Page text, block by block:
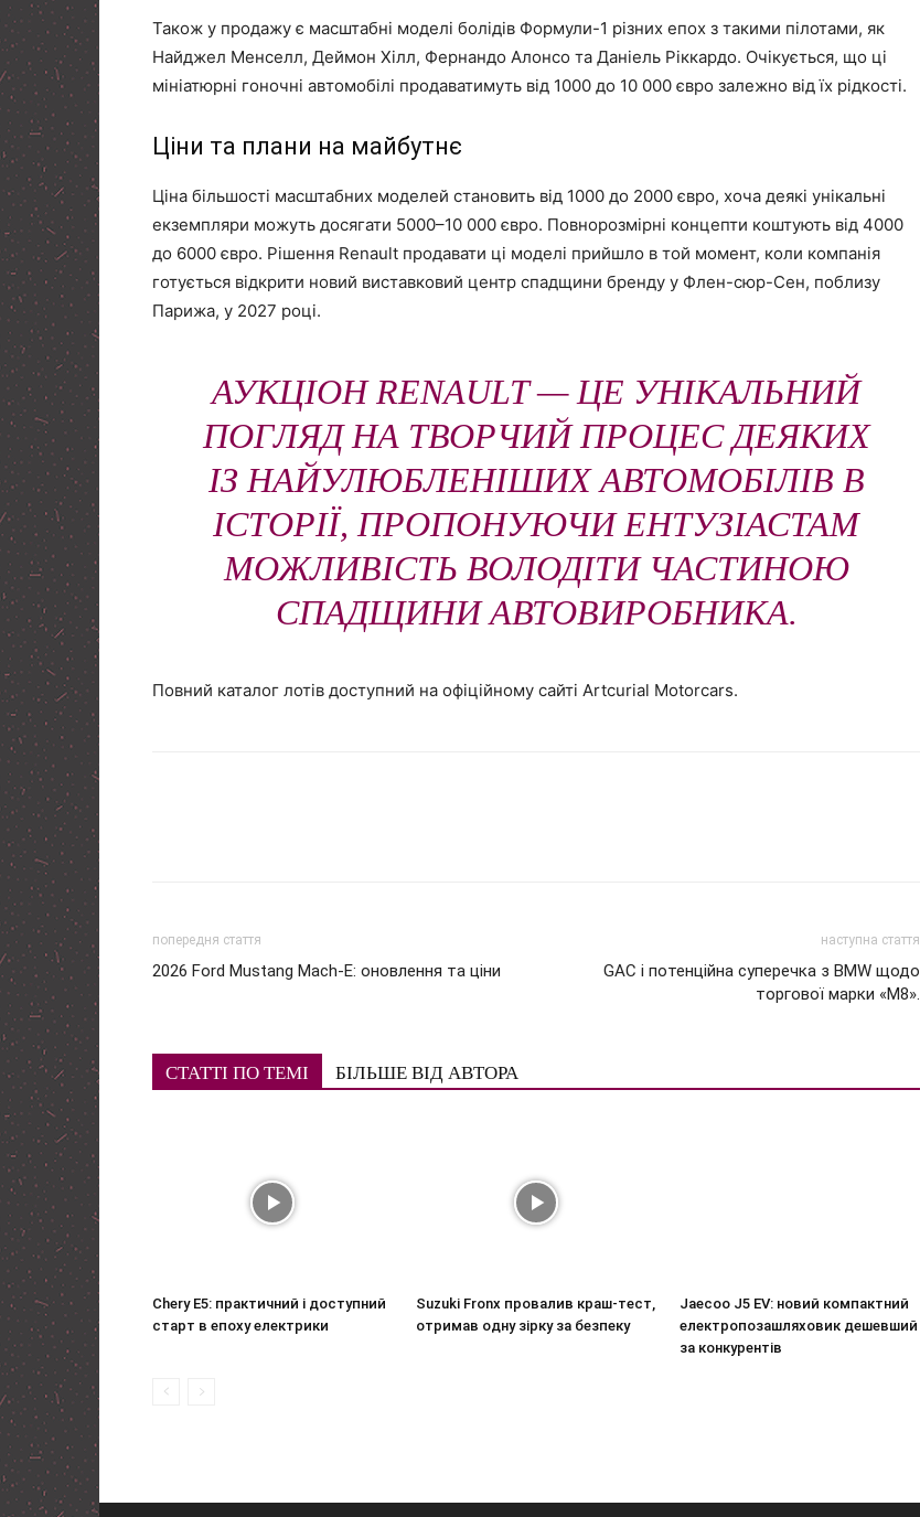
Також у продажу є масштабні моделі болідів Формули-1 різних епох з такими пілотами, як
Найджел Менселл, Деймон Хілл, Фернандо Алонсо та Даніель Ріккардо. Очікується, що ці
мініатюрні гоночні автомобілі продаватимуть від 1000 до 10 000 євро залежно від їх рідкості.
Ціни та плани на майбутнє
Ціна більшості масштабних моделей становить від 1000 до 2000 євро, хоча деякі унікальні
екземпляри можуть досягати 5000–10 000 євро. Повнорозмірні концепти коштують від 4000
до 6000 євро. Рішення Renault продавати ці моделі прийшло в той момент, коли компанія
готується відкрити новий виставковий центр спадщини бренду у Флен-сюр-Сен, поблизу
Парижа, у 2027 році.
АУКЦІОН RENAULT — ЦЕ УНІКАЛЬНИЙ
ПОГЛЯД НА ТВОРЧИЙ ПРОЦЕС ДЕЯКИХ
ІЗ НАЙУЛЮБЛЕНІШИХ АВТОМОБІЛІВ В
ІСТОРІЇ, ПРОПОНУЮЧИ ЕНТУЗІАСТАМ
МОЖЛИВІСТЬ ВОЛОДІТИ ЧАСТИНОЮ
СПАДЩИНИ АВТОВИРОБНИКА.
Повний каталог лотів доступний на офіційному сайті Artcurial Motorcars.
попередня стаття
2026 Ford Mustang Mach-E: оновлення та ціни
наступна стаття
GAC і потенційна суперечка з BMW щодо
торгової марки «M8».
СТАТТІ ПО ТЕМІ БІЛЬШЕ ВІД АВТОРА
Chery E5: практичний і доступний
старт в епоху електрики
Suzuki Fronx провалив краш-тест,
отримав одну зірку за безпеку
Jaecoo J5 EV: новий компактний
електропозашляховик дешевший
за конкурентів